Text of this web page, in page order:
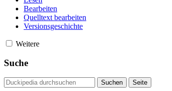
Bearbeiten
Quelltext bearbeiten
Versionsgeschichte
Weitere
Suche